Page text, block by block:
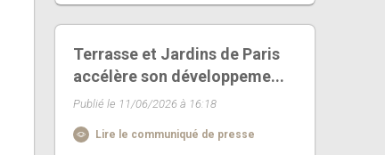
Terrasse et Jardins de Paris
accélère son développeme...
Publié le 11/06/2026 à 16:18
Lire le communiqué de presse